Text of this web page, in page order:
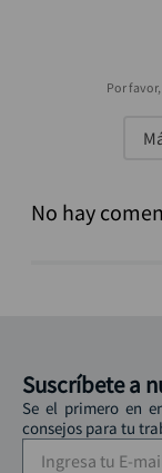
No hay
Suscríbete a
Se el primero en
consejos para tu